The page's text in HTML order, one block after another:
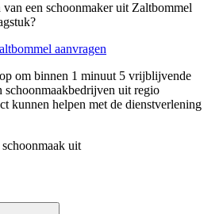
een schoonmaker uit Zaltbommel
aanvragen
om binnen 1 minuut 5 vrijblijvende
schoonmaakbedrijven uit regio
kunnen helpen met de dienstverlening
uit